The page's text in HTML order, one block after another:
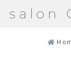
salon